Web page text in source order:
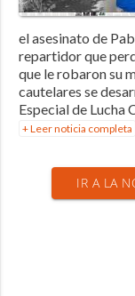
el asesinato de
repartidor que
que le robaron su
cautelares se
Especial de Lucha
+ Leer noticia completa
IR A LA